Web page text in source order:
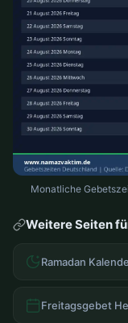
Monatliche
Weitere Seiten
Ramadan
Freitagsgebet